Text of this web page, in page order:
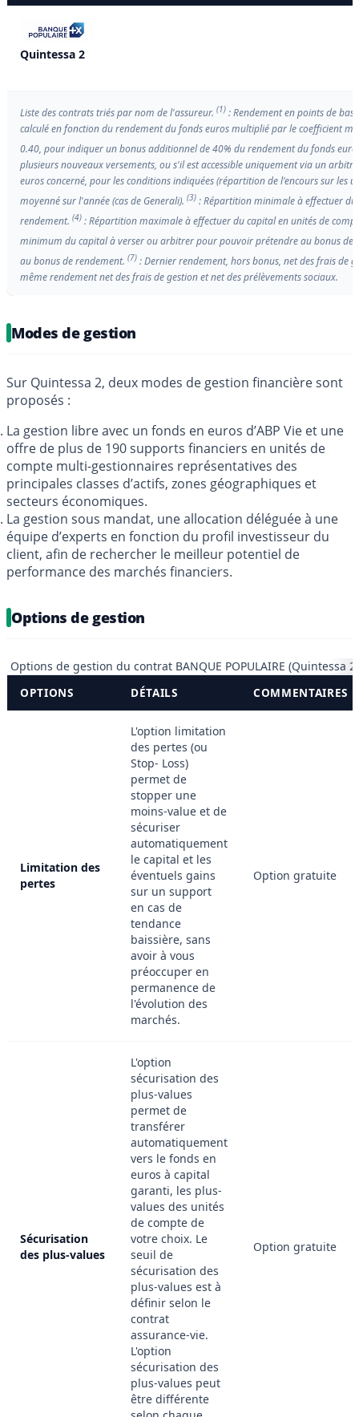
Quintessa 2
Liste des contrats triés par nom de l'assureur. (1) : Rendement en points de
calculé en fonction du rendement du fonds euros multiplié par le coefficient
0.40, pour indiquer un bonus additionnel de 40% du rendement du fonds
plusieurs nouveaux versements, ou s'il est accessible uniquement via un
euros concerné, pour les conditions indiquées (répartition de l'encours sur les
moyenné sur l'année (cas de Generali). (3) : Répartition minimale à effectuer
rendement. (4) : Répartition maximale à effectuer du capital en unités de
minimum du capital à verser ou arbitrer pour pouvoir prétendre au bonus de
au bonus de rendement. (7) : Dernier rendement, hors bonus, net des frais de
même rendement net des frais de gestion et net des prélèvements sociaux.
Modes de gestion
Sur Quintessa 2, deux modes de gestion financière sont
proposés :
La gestion libre avec un fonds en euros d’ABP Vie et une
offre de plus de 190 supports financiers en unités de
compte multi-gestionnaires représentatives des
principales classes d’actifs, zones géographiques et
secteurs économiques.
La gestion sous mandat, une allocation déléguée à une
équipe d’experts en fonction du profil investisseur du
client, afin de rechercher le meilleur potentiel de
performance des marchés financiers.
Options de gestion
Options de gestion du contrat BANQUE POPULAIRE (Quintessa 2)
OPTIONS
DÉTAILS COMMENTAIRES
Limitation des
pertes
L'option limitation
des pertes (ou
Stop- Loss)
permet de
stopper une
moins-value et de
sécuriser
automatiquement
le capital et les
éventuels gains
sur un support
en cas de
tendance
baissière, sans
avoir à vous
préoccuper en
permanence de
l'évolution des
marchés.
Option gratuite
Sécurisation
des plus-values
L'option
sécurisation des
plus-values
permet de
transférer
automatiquement
vers le fonds en
euros à capital
garanti, les plus-
values des unités
de compte de
votre choix. Le
seuil de
sécurisation des
plus-values est à
définir selon le
contrat
assurance-vie.
L'option
sécurisation des
plus-values peut
être différente
Option gratuite